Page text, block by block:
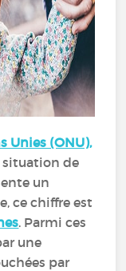
Unies (ONU),
situation de
un
ce chiffre est
. Parmi ces
une
par